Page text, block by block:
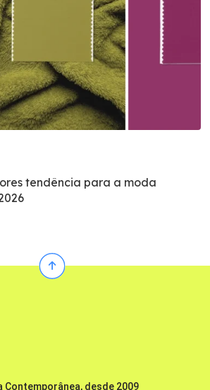
tendência para a moda
Contemporânea, desde 2009